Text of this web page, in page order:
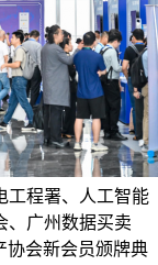
工程署、人工智能
、广州数据买卖
协会新会员颁牌典